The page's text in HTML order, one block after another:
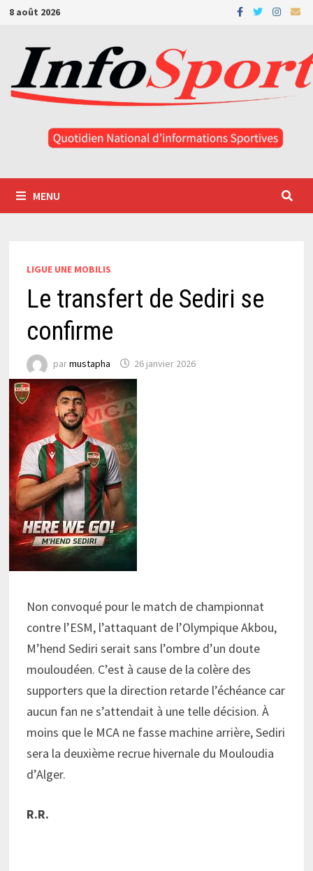
Passer
contenu
8 août 2026
MENU
LIGUE UNE MOBILIS
Le transfert de Sediri se
confirme
parmustapha 26 janvier 2026
Non convoqué pour le match de championnat
contre l’ESM, l’attaquant de l’Olympique Akbou,
M’hend Sediri serait sans l’ombre d’un doute
mouloudéen. C’est à cause de la colère des
supporters que la direction retarde l’échéance car
aucun fan ne s’attendait à une telle décision. À
moins que le MCA ne fasse machine arrière, Sediri
sera la deuxième recrue hivernale du Mouloudia
d’Alger.
R.R.